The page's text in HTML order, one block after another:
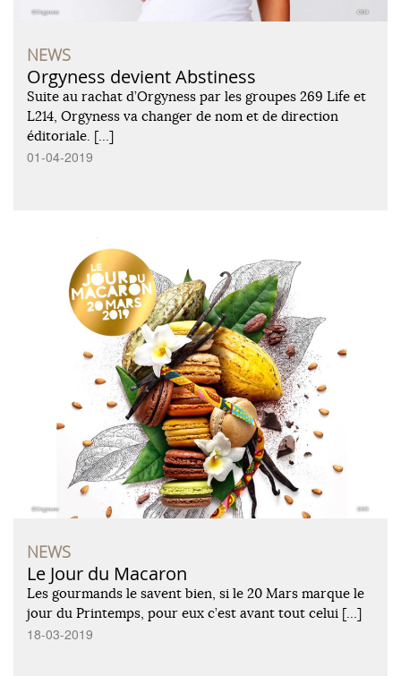
NEWS
Orgyness devient Abstiness
Suite au rachat d’Orgyness par les groupes 269 Life et
L214, Orgyness va changer de nom et de direction
éditoriale. […]
01-04-2019
NEWS
Le Jour du Macaron
Les gourmands le savent bien, si le 20 Mars marque le
jour du Printemps, pour eux c’est avant tout celui […]
18-03-2019